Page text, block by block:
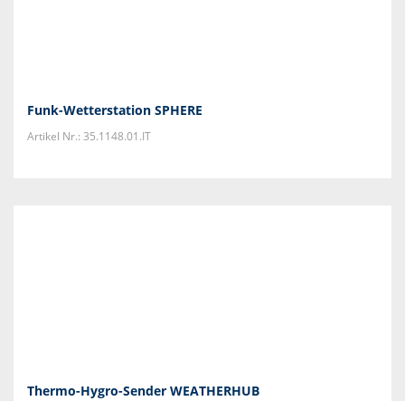
Funk-Wetterstation SPHERE
Artikel Nr.: 35.1148.01.IT
Thermo-Hygro-Sender WEATHERHUB